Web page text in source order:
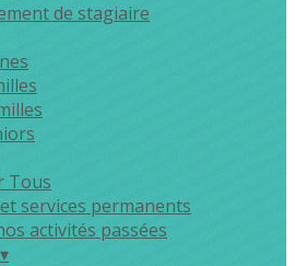
de stagiaire
Tous
services permanents
activités passées
▾